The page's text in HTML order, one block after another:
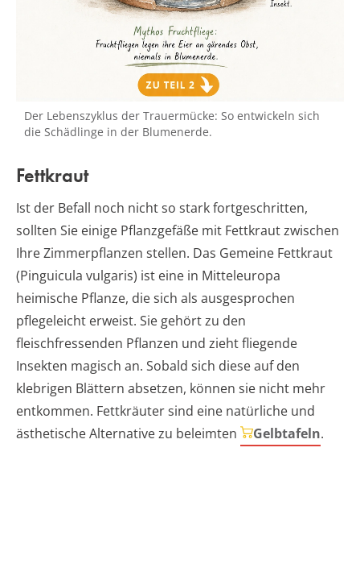
Der Lebenszyklus der Trauermücke: So entwickeln sich
die Schädlinge in der Blumenerde.
Fettkraut
Ist der Befall noch nicht so stark fortgeschritten,
sollten Sie einige Pflanzgefäße mit Fettkraut zwischen
Ihre Zimmerpflanzen stellen. Das Gemeine Fettkraut
(Pinguicula vulgaris) ist eine in Mitteleuropa
heimische Pflanze, die sich als ausgesprochen
pflegeleicht erweist. Sie gehört zu den
fleischfressenden Pflanzen und zieht fliegende
Insekten magisch an. Sobald sich diese auf den
klebrigen Blättern absetzen, können sie nicht mehr
entkommen. Fettkräuter sind eine natürliche und
ästhetische Alternative zu beleimten
Gelbtafeln.